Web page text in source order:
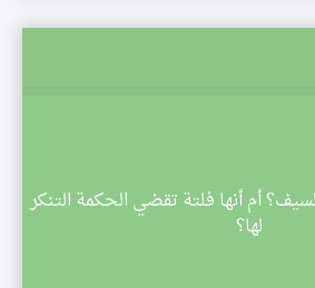
أم أنها فلتة تقضي الحكمة التنكر
لها؟